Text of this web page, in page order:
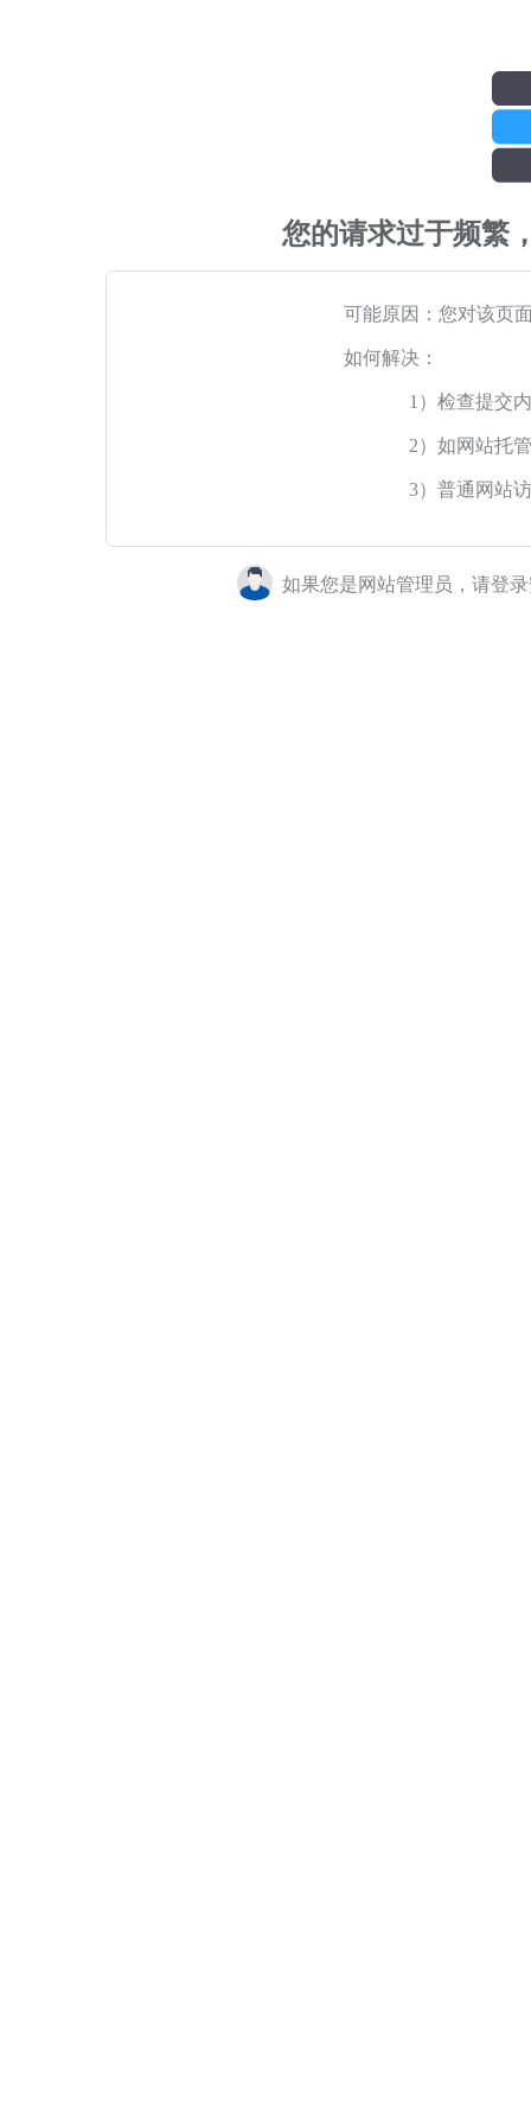
您的请求过于频繁
可能原因：您对该页
如何解决：
1）检查提交
2）如网站托
3）普通网站
如果您是网站管理员，请登